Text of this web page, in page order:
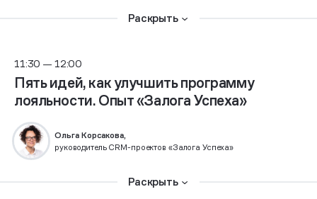
Раскрыть
11:30 — 12:00
Пять идей, как улучшить программу
лояльности. Опыт «Залога Успеха»
Ольга Корсакова,
руководитель CRM-проектов «Залога Успеха»
Раскрыть